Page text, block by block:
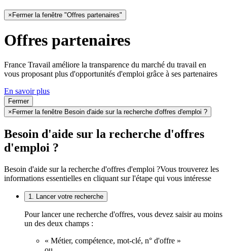
×Fermer la fenêtre "Offres partenaires"
Offres partenaires
France Travail améliore la transparence du marché du travail en
vous proposant plus d'opportunités d'emploi grâce à ses partenaires
En savoir plus
Fermer
× Fermer la fenêtre Besoin d'aide sur la recherche d'offres d'emploi ?
Besoin d'aide sur la recherche d'offres
d'emploi ?
Besoin d'aide sur la recherche d'offres d'emploi ?Vous trouverez les
informations essentielles en cliquant sur l'étape qui vous intéresse
1. Lancer votre recherche
Pour lancer une recherche d'offres, vous devez saisir au moins
un des deux champs :
« Métier, compétence, mot-clé, n° d'offre »